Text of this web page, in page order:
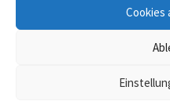
Cookies